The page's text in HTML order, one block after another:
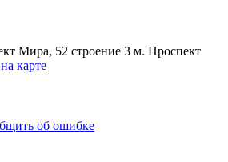
Мира, 52 строение 3 м. Проспект
карте
об ошибке